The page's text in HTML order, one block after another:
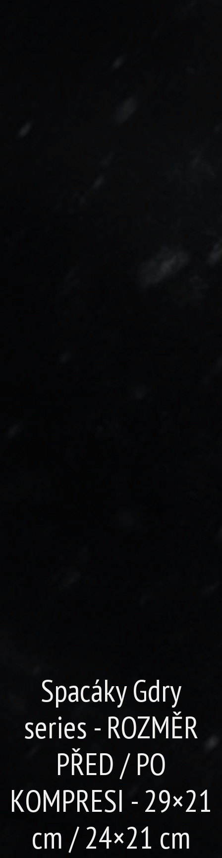
Spacáky Gdry
series - ROZMĚR
PŘED / PO
KOMPRESI - 29×21
cm / 24×21 cm